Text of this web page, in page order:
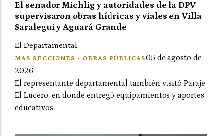
El senador Michlig y autoridades de la DPV
supervisaron obras hídricas y viales en Villa
Saralegui y Aguará Grande
El Departamental
MAS SECCIONES - OBRAS PÚBLICAS05 de agosto de
2026
El representante departamental también visitó Paraje
El Lucero, en donde entregó equipamientos y aportes
educativos.